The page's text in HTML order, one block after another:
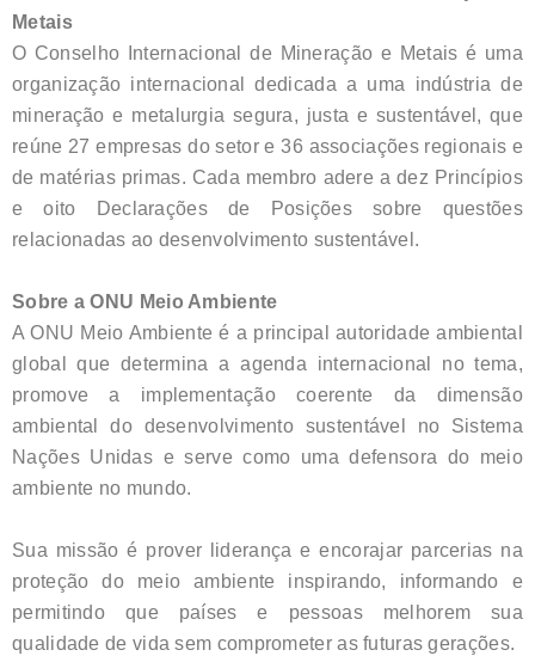
Metais
O Conselho Internacional de Mineração e Metais é uma
organização internacional dedicada a uma indústria de
mineração e metalurgia segura, justa e sustentável, que
reúne 27 empresas do setor e 36 associações regionais e
de matérias primas. Cada membro adere a dez Princípios
e oito Declarações de Posições sobre questões
relacionadas ao desenvolvimento sustentável.
Sobre a ONU Meio Ambiente
A ONU Meio Ambiente é a principal autoridade ambiental
global que determina a agenda internacional no tema,
promove a implementação coerente da dimensão
ambiental do desenvolvimento sustentável no Sistema
Nações Unidas e serve como uma defensora do meio
ambiente no mundo.
Sua missão é prover liderança e encorajar parcerias na
proteção do meio ambiente inspirando, informando e
permitindo que países e pessoas melhorem sua
qualidade de vida sem comprometer as futuras gerações.